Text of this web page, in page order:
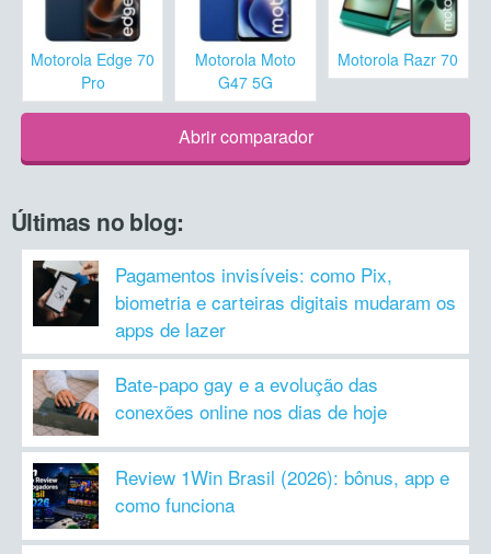
Motorola Edge 70
Pro
Motorola Moto
G47 5G
Motorola Razr 70
Abrir comparador
Últimas no blog:
Pagamentos invisíveis: como Pix,
biometria e carteiras digitais mudaram os
apps de lazer
Bate-papo gay e a evolução das
conexões online nos dias de hoje
Review 1Win Brasil (2026): bônus, app e
como funciona